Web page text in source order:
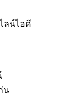
ลน์ไอดี
น